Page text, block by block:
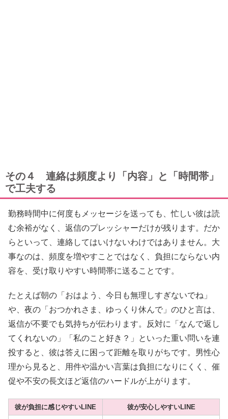
その４ 連絡は頻度より「内容」と「時間帯」
で工夫する
勤務時間中に何度もメッセージを送っても、忙しい彼は読
む余裕がなく、返信のプレッシャーだけが残ります。だか
らといって、連絡してはいけないわけではありません。大
事なのは、頻度を増やすことではなく、負担にならない内
容を、受け取りやすい時間帯に送ることです。
たとえば朝の「おはよう、今日も無理しすぎないでね」
や、夜の「おつかれさま、ゆっくり休んで」のひと言は、
返信が不要でも気持ちが伝わります。反対に「なんで返し
てくれないの」「私のこと好き？」といった重い問いを連
投すると、彼は答えに困って距離を取りがちです。男性心
理から見ると、用件や温かい言葉は負担になりにくく、催
促や不安の長文ほど返信のハードルが上がります。
彼が負担に感じやすいLINE 彼が安心しやすいLINE